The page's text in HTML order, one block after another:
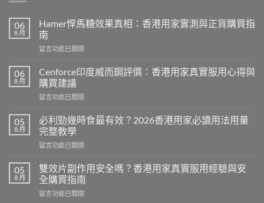
06
8 月
Hamer悍馬糖效果真相：香港用家實測與正貨購買指
南
在
悍
馬
糖
效
真
相：
香
港
家
實
與
留言功能已關閉
06
8 月
Cenforce印度威而鋼評價：香港用家真實服用心得與
購買建議
在
印
度
威
而
評
價：
港
留言功能已關閉
05
8 月
必利勁幾時食最有效？2026香港用家必讀用法用量
完整教學
在
利
勁
幾
時
留言功能已關閉
05
8 月
雙效片副作用安全嗎？香港用家真實服用經驗與安
全購買指南
在
留言功能已關閉